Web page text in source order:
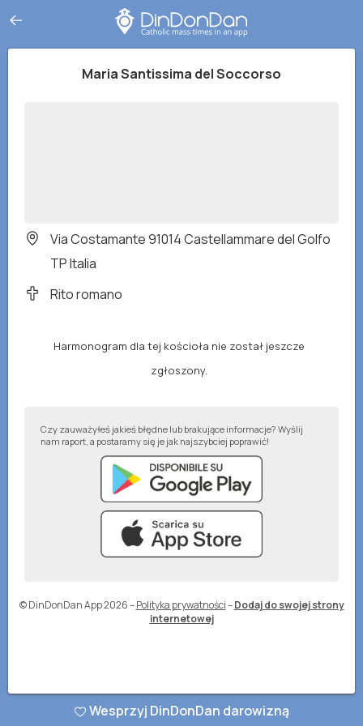
Maria Santissima del Soccorso
Via Costamante 91014 Castellammare del Golfo
TP Italia
Rito romano
Harmonogram dla tej kościoła nie został jeszcze
zgłoszony.
Czy zauważyłeś jakieś błędne lub brakujące informacje? Wyślij
nam raport, a postaramy się je jak najszybciej poprawić!
© DinDonDan App 2026– Polityka prywatności– Dodaj do swojej strony
internetowej
Wesprzyj DinDonDan darowizną